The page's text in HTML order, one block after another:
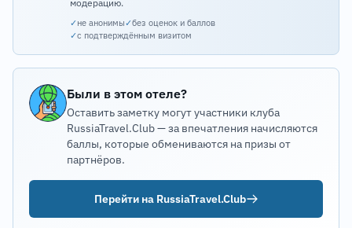
модерацию.
✓не анонимы✓без оценок и баллов
✓с подтверждённым визитом
Были в этом отеле?
Оставить заметку могут участники клуба
RussiaTravel.Club — за впечатления начисляются
баллы, которые обмениваются на призы от
партнёров.
Перейти на RussiaTravel.Club